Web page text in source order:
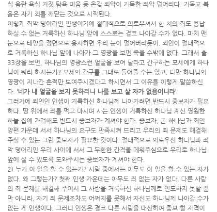
심 음란 욕심 거짓 탐욕 미움 등 온갖 죄악이 가득한 죄악 덩어리다. 기독교 복
음은 자기 죄를 깨닫는 것으로 시작된다.
이렇게 죄악 덩어리인 인생이기에 절대적으로 의로우셔서 한 치의 죄도 용납
하실 수 없는 거룩하신 하나님 앞에 스스로는 결코 나아갈 수가 없다. 마치 맨
눈으로 태양을 정면으로 응시하면 우리 눈이 멀어버리듯이, 죄인이 절대적으
로 거룩하신 하나님 앞에 나아가 그 영광을 보면 죽을 수밖에 없다. 그래서 출
33장을 보면, 하나님의 영광스런 얼굴을 보여 달라고 간구하는 모세에게 하나
님이 뭐라 하시는가? 모세의 간구를 그대로 들어줄 수는 없고, 다만 하나님의
영광이 지나간 흔적만 보여주시겠다고 하시면서 그 이유를 이렇게 말씀하신
다. ‘네가 내 얼굴을 보지 못하리니 나를 보고 살 자가 없음이니라’.
그러기에 죄인인 인생이 거룩하신 하나님께 나아가려면 반드시 중보자가 필요
하다. 땅 위에서 죄를 먹고 마시며 사는 인생이 거룩하신 하나님 계신 영원한
하늘 집에 가려해도 반드시 중보자가 계셔야 한다. 중보자, 곧 하나님과 죄인
양편 가운데 서서 하나님의 요구도 만족시켜 드리고 우리의 죄 문제도 해결해
주실 수 있는 그런 중보자가 필요한 것이다. 절대적으로 의로우신 하나님과 죄
악 덩어리인 우리 사이에 서서 그 무한한 간격을 메워주심으로 우리로 하나님
앞에 설 수 있도록 도와주시는 중보자가 계셔야 한다.
2) 누가 이 일을 할 수 있는가? 사람 중에서는 아무도 이 일을 할 수 있는 자가
없다. 왜 그렇는가? 첫째 인생 가운데는 아무도 죄 없는 자가 없다. 다른 사람
의 죄 문제를 해결해 주어서 그 사람을 거룩하신 하나님께로 인도하지 못할 뿐
만 아니라, 자기 죄 문제조차도 어쩌지를 못해서 자신도 하나님께 나아갈 수가
없는 게 인생이다. 그러니 인생은 결코 다른 사람을 대신하여 중보 할 자격이